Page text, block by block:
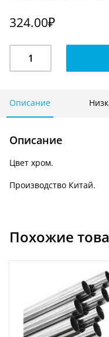
324.00₽
Фланец
мм.
PL-
Описание
Описание
Цвет хром.
Производство Китай.
Похожие